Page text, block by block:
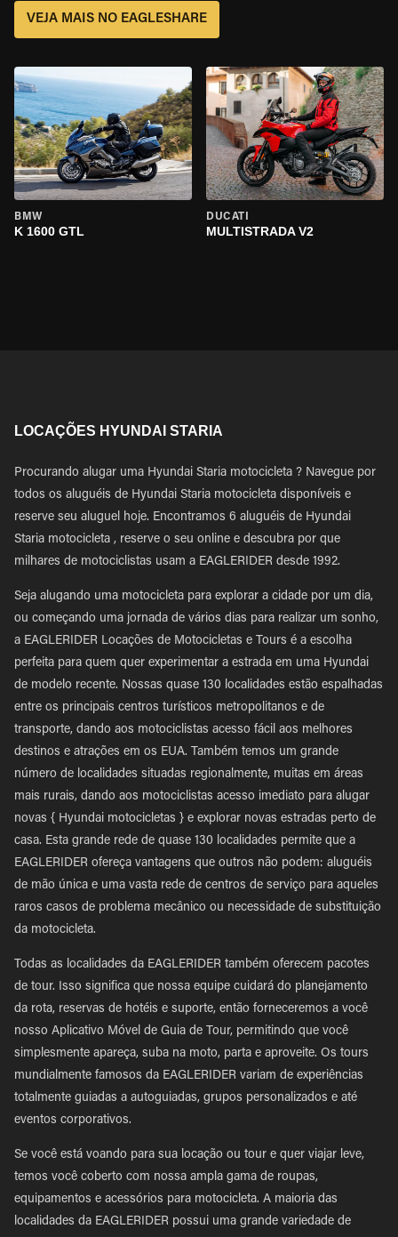
VEJA MAIS NO EAGLESHARE
BMW
K 1600 GTL
DUCATI
MULTISTRADA V2
LOCAÇÕES HYUNDAI STARIA
Procurando alugar uma Hyundai Staria motocicleta ? Navegue por
todos os aluguéis de Hyundai Staria motocicleta disponíveis e
reserve seu aluguel hoje. Encontramos 6 aluguéis de Hyundai
Staria motocicleta , reserve o seu online e descubra por que
milhares de motociclistas usam a EAGLERIDER desde 1992.
Seja alugando uma motocicleta para explorar a cidade por um dia,
ou começando uma jornada de vários dias para realizar um sonho,
a EAGLERIDER Locações de Motocicletas e Tours é a escolha
perfeita para quem quer experimentar a estrada em uma Hyundai
de modelo recente. Nossas quase 130 localidades estão espalhadas
entre os principais centros turísticos metropolitanos e de
transporte, dando aos motociclistas acesso fácil aos melhores
destinos e atrações em os EUA. Também temos um grande
número de localidades situadas regionalmente, muitas em áreas
mais rurais, dando aos motociclistas acesso imediato para alugar
novas { Hyundai motocicletas } e explorar novas estradas perto de
casa. Esta grande rede de quase 130 localidades permite que a
EAGLERIDER ofereça vantagens que outros não podem: aluguéis
de mão única e uma vasta rede de centros de serviço para aqueles
raros casos de problema mecânico ou necessidade de substituição
da motocicleta.
Todas as localidades da EAGLERIDER também oferecem pacotes
de tour. Isso significa que nossa equipe cuidará do planejamento
da rota, reservas de hotéis e suporte, então forneceremos a você
nosso Aplicativo Móvel de Guia de Tour, permitindo que você
simplesmente apareça, suba na moto, parta e aproveite. Os tours
mundialmente famosos da EAGLERIDER variam de experiências
totalmente guiadas a autoguiadas, grupos personalizados e até
eventos corporativos.
Se você está voando para sua locação ou tour e quer viajar leve,
temos você coberto com nossa ampla gama de roupas,
equipamentos e acessórios para motocicleta. A maioria das
localidades da EAGLERIDER possui uma grande variedade de